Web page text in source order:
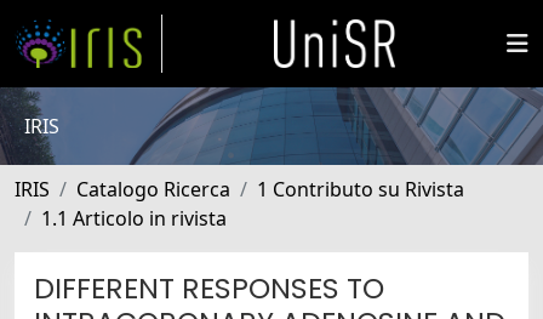
IRIS
IRIS Catalogo Ricerca
1 Contributo su Rivista
1.1 Articolo in rivista
DIFFERENT RESPONSES TO